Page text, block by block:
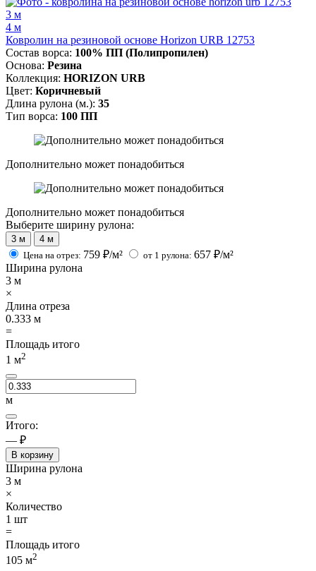
3 м
4 м
Ковролин на резиновой основе Horizon URB 12753
Состав ворса: 100% ПП (Полипропилен)
Основа: Резина
Коллекция: HORIZON URB
Цвет: Коричневый
Длина рулона (м.): 35
Тип ворса: 100 ПП
Дополнительно может понадобиться
Дополнительно может понадобиться
Выберите ширину рулона:
3 м
4 м
Цена на отрез: 759 ₽/м² от 1 рулона: 657 ₽/м²
Ширина рулона
3 м
×
Длина отреза
0.333 м
=
Площадь итого
1 м2
м
Итого:
— ₽
В корзину
Ширина рулона
3 м
×
Количество
1 шт
=
Площадь итого
105 м2